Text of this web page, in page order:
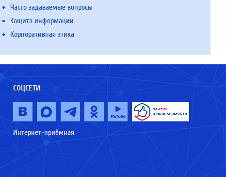
Часто задаваемые вопросы
Защита информации
Корпоративная этика
СОЦСЕТИ
Интернет-приёмная